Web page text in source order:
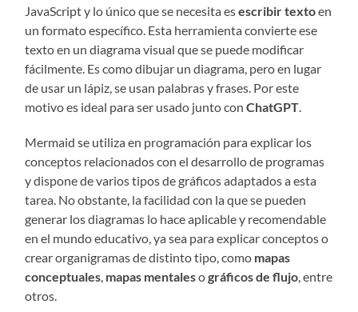
JavaScript y lo único que se necesita esescribir textoen
un formato específico. Esta herramienta convierte ese
texto en un diagrama visual que se puede modificar
fácilmente. Es como dibujar un diagrama, pero en lugar
de usar un lápiz, se usan palabras y frases. Por este
motivo es ideal para ser usado junto conChatGPT
Mermaid se utiliza en programación para explicar los
conceptos relacionados con el desarrollo de programas
y dispone de varios tipos de gráficos adaptados a esta
tarea. No obstante, la facilidad con la que se pueden
generar los diagramas lo hace aplicable y recomendable
en el mundo educativo, ya sea para explicar conceptos o
crear organigramas de distinto tipo, como mapas
conceptuales mapas mentalesográficos de flujo , entre
otros.